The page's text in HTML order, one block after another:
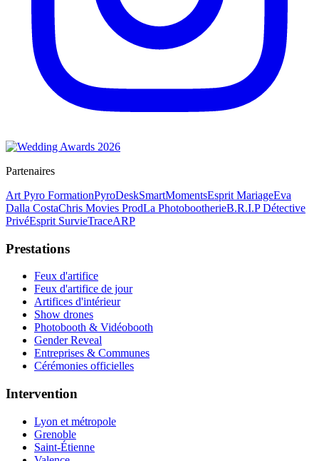
Partenaires
Art Pyro FormationPyroDeskSmartMomentsEsprit MariageEva
Dalla CostaChris Movies ProdLa PhotobootherieB.R.I.P Détective
PrivéEsprit SurvieTraceARP
Prestations
Feux d'artifice
Feux d'artifice de jour
Artifices d'intérieur
Show drones
Photobooth & Vidéobooth
Gender Reveal
Entreprises & Communes
Cérémonies officielles
Intervention
Lyon et métropole
Grenoble
Saint-Étienne